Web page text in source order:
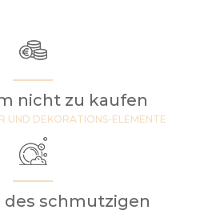
nicht zu kaufen
UND DEKORATIONS-ELEMENTE
des schmutzigen